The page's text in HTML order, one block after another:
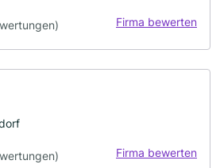
Firma bewerten
Firma bewerten